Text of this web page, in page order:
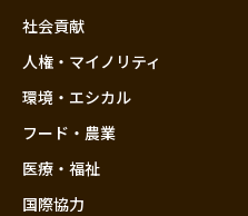
社会貢献
人権・マイノリティ
環境・エシカル
フード・農業
医療・福祉
国際協力